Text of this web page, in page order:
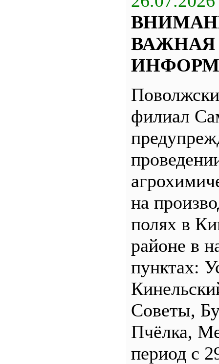
ВАЖНАЯ
филиал
на
полях в
районе в
пунктах:
Советы,
Пчёлка,
период с